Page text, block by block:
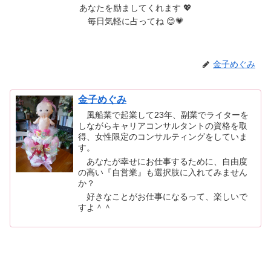
あなたを励ましてくれます 💖
毎日気軽に占ってね 😊💗
金子めぐみ
金子めぐみ
風船業で起業して23年、副業でライターを
しながらキャリアコンサルタントの資格を取
得、女性限定のコンサルティングをしていま
す。
あなたが幸せにお仕事するために、自由度
の高い『自営業』も選択肢に入れてみません
か？
好きなことがお仕事になるって、楽しいで
すよ＾＾